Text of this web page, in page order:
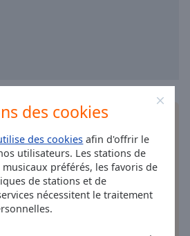
des cookies
des cookies afin d'offrir le
utilisateurs. Les stations de
préférés, les favoris de
de stations et de
nécessitent le traitement
gratuite Online Radio Box
intelligent et d'écouter vos
en ligne où que vous
soyez!